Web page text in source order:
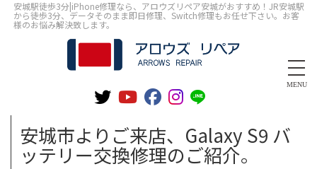
安城駅徒歩3分|iPhone修理なら、アロウズリペア安城がおすすめ！JR安城駅
から徒歩3分、データそのまま即日修理、Switch修理もお任せ下さい。お客
様のお悩み解決致します。
MENU
安城市よりご来店、Galaxy S9 バ
ッテリー交換修理のご紹介。